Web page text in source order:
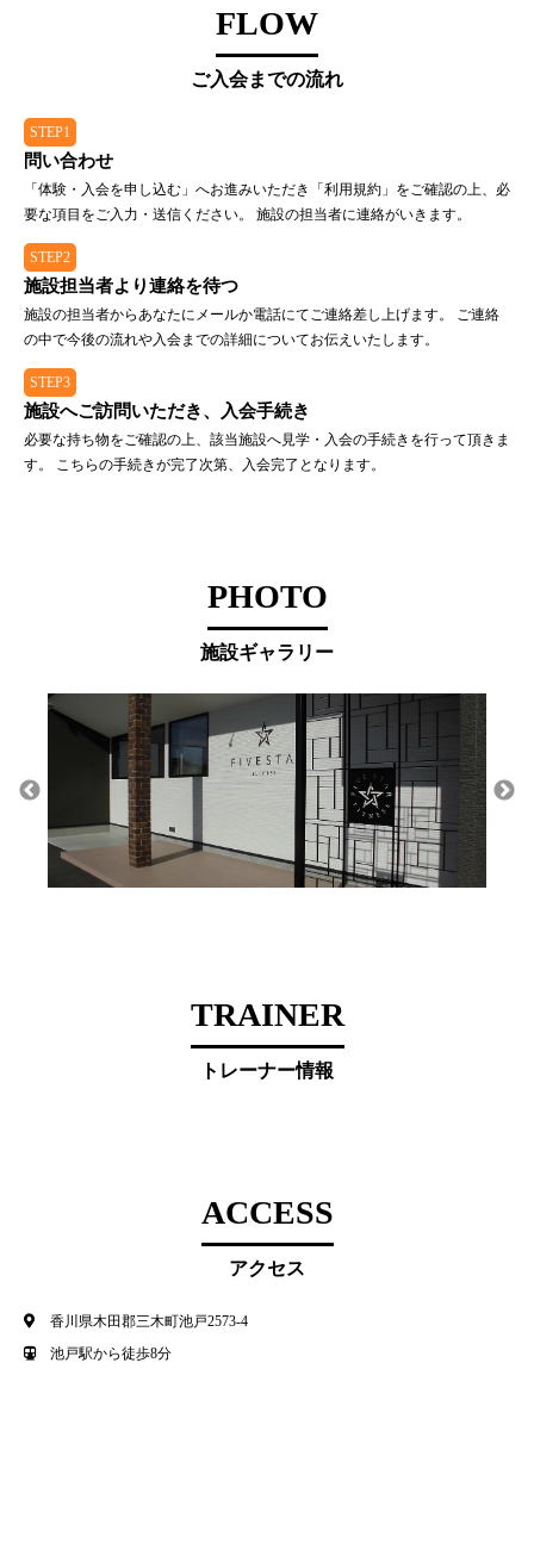
FLOW
ご入会までの流れ
STEP1
問い合わせ
「体験・入会を申し込む」へお進みいただき「利用規約」をご確認の上、必
要な項目をご入力・送信ください。 施設の担当者に連絡がいきます。
STEP2
施設担当者より連絡を待つ
施設の担当者からあなたにメールか電話にてご連絡差し上げます。 ご連絡
の中で今後の流れや入会までの詳細についてお伝えいたします。
STEP3
施設へご訪問いただき、入会手続き
必要な持ち物をご確認の上、該当施設へ見学・入会の手続きを行って頂きま
す。 こちらの手続きが完了次第、入会完了となります。
PHOTO
施設ギャラリー
TRAINER
トレーナー情報
ACCESS
アクセス
香川県木田郡三木町池戸2573-4
池戸駅から徒歩8分